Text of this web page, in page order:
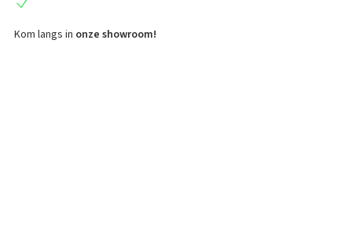
Kom langs in onze showroom!